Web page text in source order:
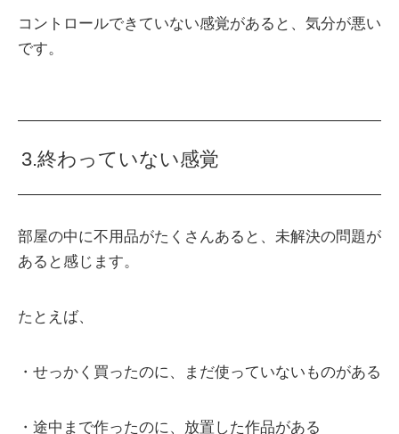
コントロールできていない感覚があると、気分が悪い
です。
3.終わっていない感覚
部屋の中に不用品がたくさんあると、未解決の問題が
あると感じます。
たとえば、
・せっかく買ったのに、まだ使っていないものがある
・途中まで作ったのに、放置した作品がある